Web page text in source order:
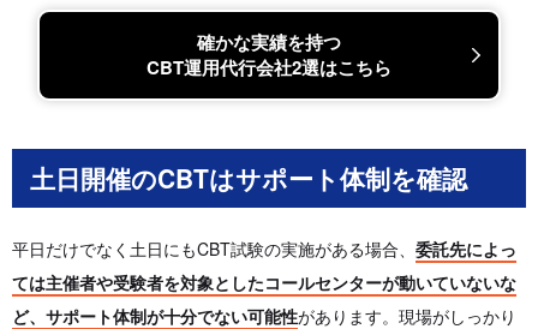
確かな実績を持つ
CBT運用代行会社2選はこちら
土日開催のCBTはサポート体制を確認
平日だけでなく土日にもCBT試験の実施がある場合、 委託先によっ
ては主催者や受験者を対象としたコールセンターが動いていないな
ど、サポート体制が十分でない可能性があります。現場がしっかり